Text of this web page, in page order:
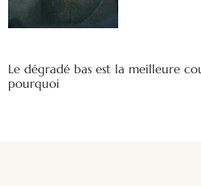
Le dégradé bas est la meilleure
pourquoi